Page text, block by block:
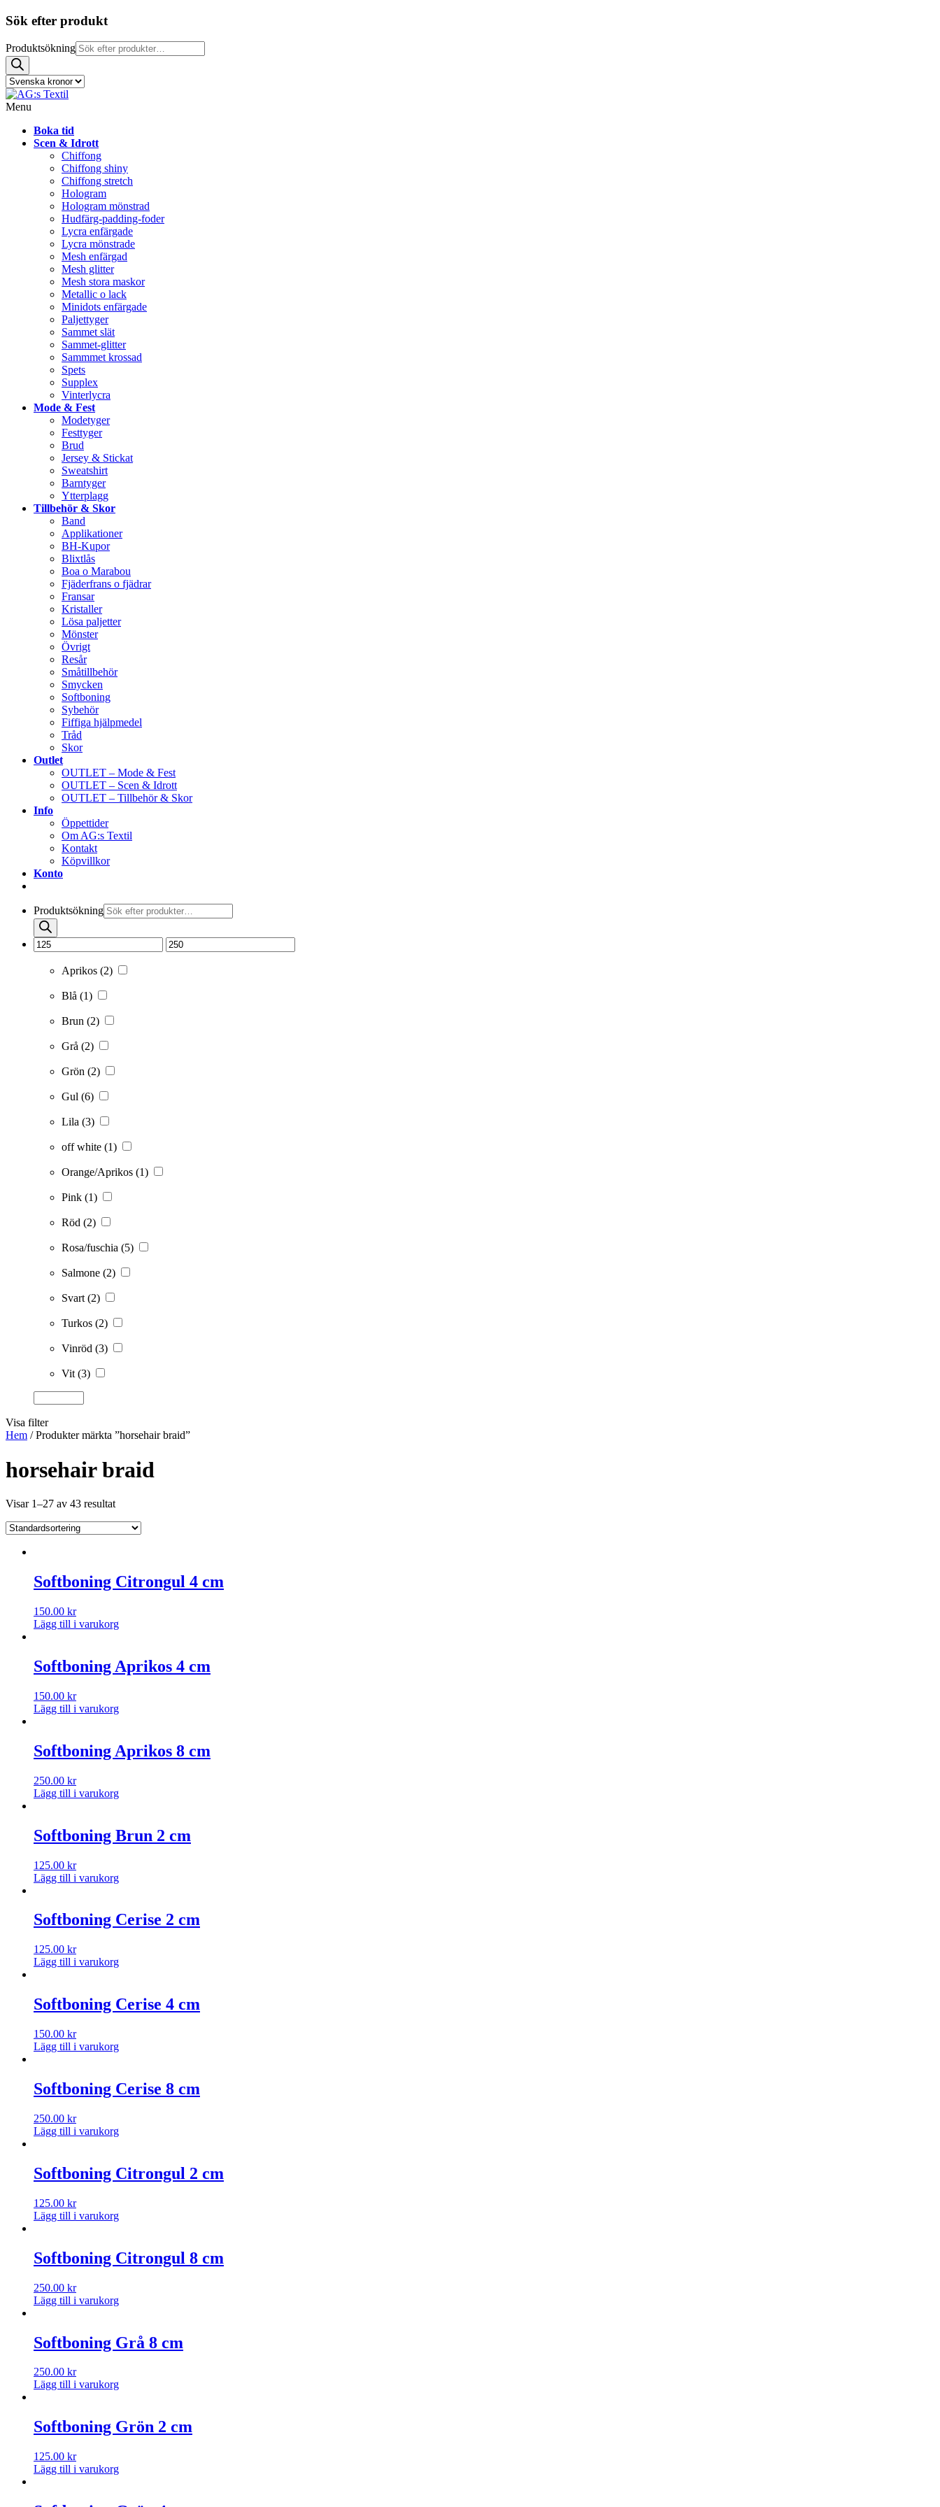
Sök efter produkt
Produktsökning
Menu
Boka tid
Scen & Idrott
Chiffong
Chiffong shiny
Chiffong stretch
Hologram
Hologram mönstrad
Hudfärg-padding-foder
Lycra enfärgade
Lycra mönstrade
Mesh enfärgad
Mesh glitter
Mesh stora maskor
Metallic o lack
Minidots enfärgade
Paljettyger
Sammet slät
Sammet-glitter
Sammmet krossad
Spets
Supplex
Vinterlycra
Mode & Fest
Modetyger
Festtyger
Brud
Jersey & Stickat
Sweatshirt
Barntyger
Ytterplagg
Tillbehör & Skor
Band
Applikationer
BH-Kupor
Blixtlås
Boa o Marabou
Fjäderfrans o fjädrar
Fransar
Kristaller
Lösa paljetter
Mönster
Övrigt
Resår
Småtillbehör
Smycken
Softboning
Sybehör
Fiffiga hjälpmedel
Tråd
Skor
Outlet
OUTLET – Mode & Fest
OUTLET – Scen & Idrott
OUTLET – Tillbehör & Skor
Info
Öppettider
Om AG:s Textil
Kontakt
Köpvillkor
Konto
Produktsökning
Aprikos (2)
Blå (1)
Brun (2)
Grå (2)
Grön (2)
Gul (6)
Lila (3)
off white (1)
Orange/Aprikos (1)
Pink (1)
Röd (2)
Rosa/fuschia (5)
Salmone (2)
Svart(2)
Turkos (2)
Vinröd (3)
Vit(3)
Visa filter
Hem / Produkter märkta ”horsehair braid”
horsehair braid
Visar 1–27 av 43 resultat
Softboning Citrongul 4 cm
150.00 kr
Lägg till i varukorg
Softboning Aprikos 4 cm
150.00 kr
Lägg till i varukorg
Softboning Aprikos 8 cm
250.00 kr
Lägg till i varukorg
Softboning Brun 2 cm
125.00 kr
Lägg till i varukorg
Softboning Cerise 2 cm
125.00 kr
Lägg till i varukorg
Softboning Cerise 4 cm
150.00 kr
Lägg till i varukorg
Softboning Cerise 8 cm
250.00 kr
Lägg till i varukorg
Softboning Citrongul 2 cm
125.00 kr
Lägg till i varukorg
Softboning Citrongul 8 cm
250.00 kr
Lägg till i varukorg
Softboning Grå 8 cm
250.00 kr
Lägg till i varukorg
Softboning Grön 2 cm
125.00 kr
Lägg till i varukorg